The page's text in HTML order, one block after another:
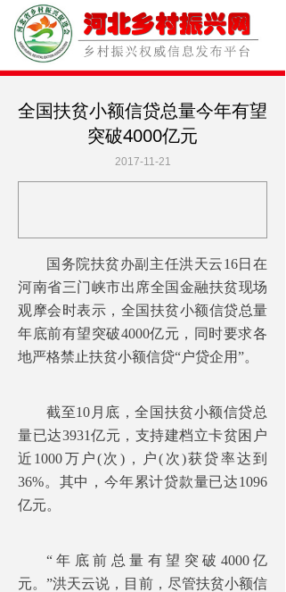
全国扶贫小额信贷总量今年有望
突破4000亿元
国务院扶贫办副主任洪天云16日在
河南省三门峡市出席全国金融扶贫现场
观摩会时表示，全国扶贫小额信贷总量
年底前有望突破4000亿元，同时要求各
地严格禁止扶贫小额信贷“户贷企用”。
截至10月底，全国扶贫小额信贷总
量已达3931亿元，支持建档立卡贫困户
近1000万户(次)，户(次)获贷率达到
36%。其中，今年累计贷款量已达1096
亿元。
“年底前总量有望突破4000亿
元。”洪天云说，目前，尽管扶贫小额信
2017-11-21